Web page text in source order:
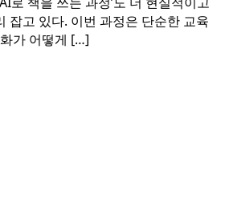
잡고 있다. 이번 과정은 단순한 교육
가 어떻게 […]